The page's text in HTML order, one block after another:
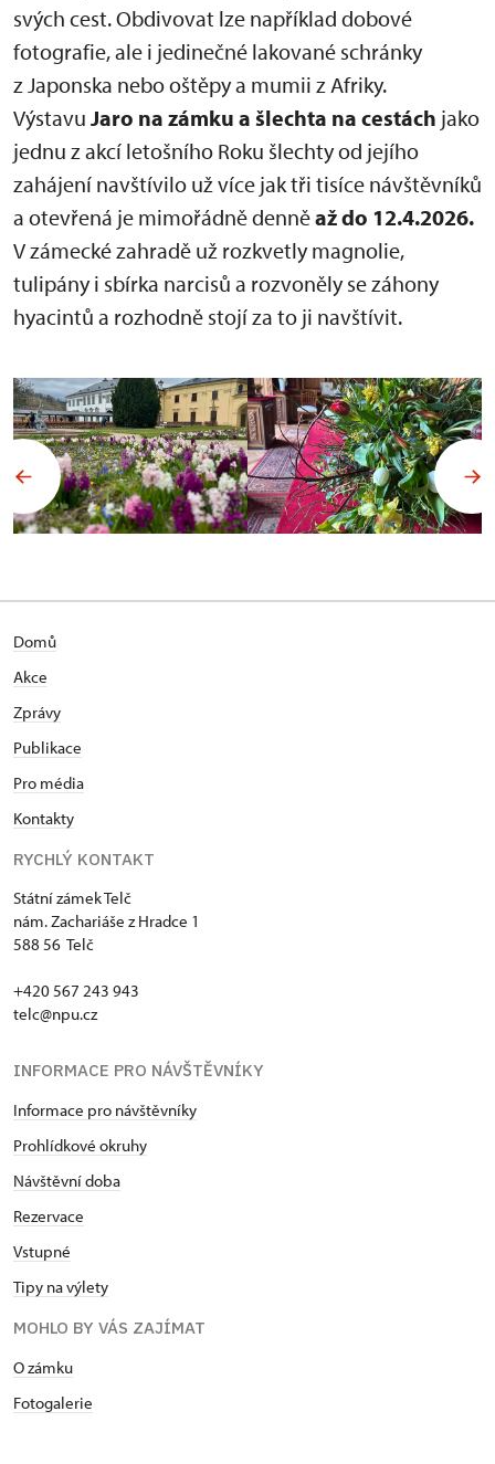
svých cest. Obdivovat lze například dobové
fotografie, ale i jedinečné lakované schránky
z Japonska nebo oštěpy a mumii z Afriky.
Výstavu Jaro na zámku a šlechta na cestách jako
jednu z akcí letošního Roku šlechty od jejího
zahájení navštívilo už více jak tři tisíce návštěvníků
a otevřená je mimořádně denněaž do 12.4.2026.
V zámecké zahradě už rozkvetly magnolie,
tulipány i sbírka narcisů a rozvoněly se záhony
hyacintů a rozhodně stojí za to ji navštívit.
Domů
Akce
Zprávy
Publikace
Pro média
Kontakty
RYCHLÝ KONTAKT
Státní zámek Telč
nám. Zachariáše z Hradce 1
588 56 Telč
+420 567 243 943
telc@npu.cz
INFORMACE PRO NÁVŠTĚVNÍKY
Informace pro návštěvníky
Prohlídkové okruhy
Návštěvní doba
Rezervace
Vstupné
Tipy na výlety
MOHLO BY VÁS ZAJÍMAT
O zámku
Fotogalerie